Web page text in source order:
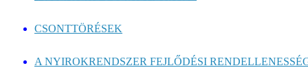
CSONTTÖRÉSEK
A NYIROKRENDSZER FEJLŐDÉSI